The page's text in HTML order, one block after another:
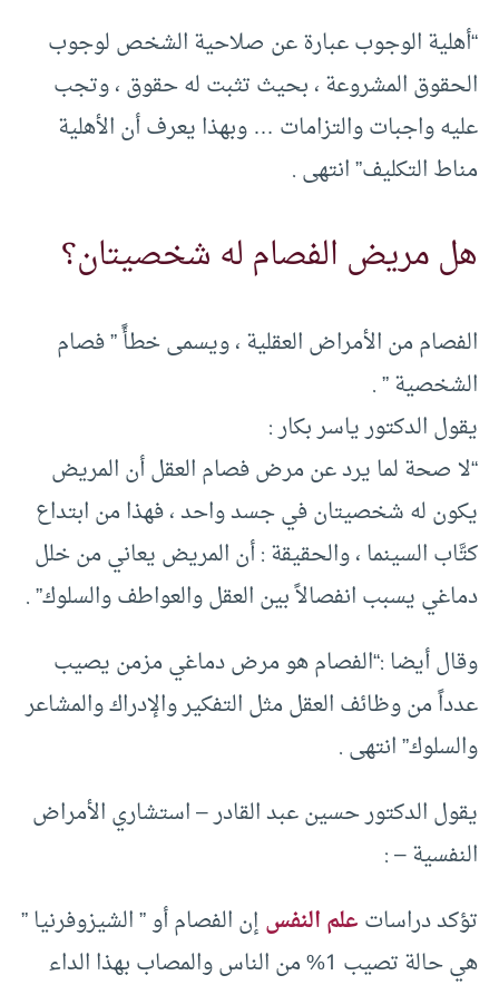
“أهلية الوجوب عبارة عن صلاحية الشخص لوجوب
الحقوق المشروعة ، بحيث تثبت له حقوق ، وتجب
عليه واجبات والتزامات … وبهذا يعرف أن الأهلية
مناط التكليف” انتهى .
هل مريض الفصام له شخصيتان؟
الفصام من الأمراض العقلية ، ويسمى خطأً ” فصام
الشخصية ” .
يقول الدكتور ياسر بكار :
“لا صحة لما يرد عن مرض فصام العقل أن المريض
يكون له شخصيتان في جسد واحد ، فهذا من ابتداع
كتَّاب السينما ، والحقيقة : أن المريض يعاني من خلل
دماغي يسبب انفصالاً بين العقل والعواطف والسلوك” .
وقال أيضا :“الفصام هو مرض دماغي مزمن يصيب
عدداً من وظائف العقل مثل التفكير والإدراك والمشاعر
والسلوك” انتهى .
يقول الدكتور حسين عبد القادر – استشاري الأمراض
النفسية – :
تؤكد دراساتعلم النفسإن الفصام أو ” الشيزوفرنيا ”
هي حالة تصيب 1% من الناس والمصاب بهذا الداء